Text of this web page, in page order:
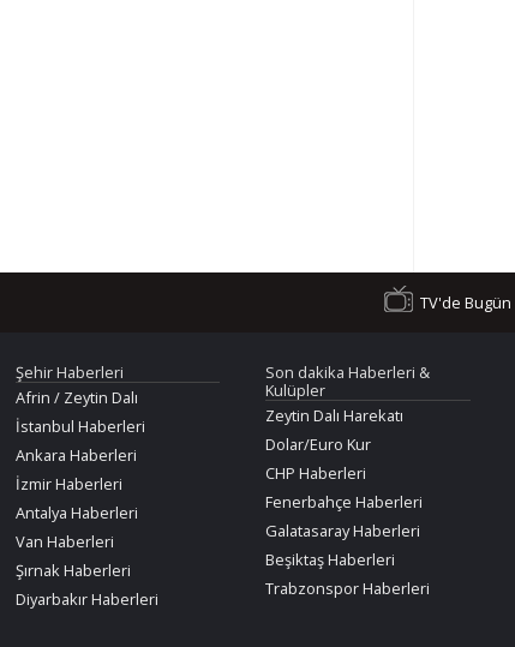
TV'de Bugün
Şehir Haberleri
Afrin / Zeytin Dalı
İstanbul Haberleri
Ankara Haberleri
İzmir Haberleri
Antalya Haberleri
Van Haberleri
Şırnak Haberleri
Diyarbakır Haberleri
Son dakika Haberleri &
Kulüpler
Zeytin Dalı Harekatı
Dolar/Euro Kur
CHP Haberleri
Fenerbahçe Haberleri
Galatasaray Haberleri
Beşiktaş Haberleri
Trabzonspor Haberleri